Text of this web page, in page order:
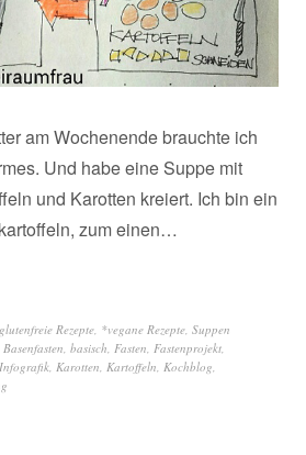
am Wochenende brauchte ich
Und habe eine Suppe mit
und Karotten kreiert. Ich bin ein
zum einen…
Rezepte *vegane Rezepte Suppen
Basenfasten basisch Fasten Fastenprojekt
Infografik Karotten Kartoffeln Kochblog